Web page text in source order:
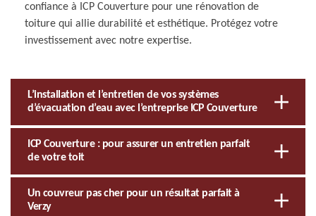
confiance à ICP Couverture pour une rénovation de
toiture qui allie durabilité et esthétique. Protégez votre
investissement avec notre expertise.
L’installation et l’entretien de vos systèmes
d’évacuation d’eau avec l’entreprise ICP Couverture
ICP Couverture : pour assurer un entretien parfait
de votre toit
Un couvreur pas cher pour un résultat parfait à
Verzy